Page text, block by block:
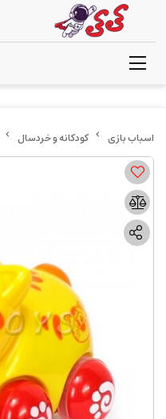
کودکانه و خردسال